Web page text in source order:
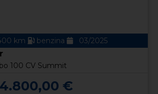
km benzina 03/2025
100 CV Summit
€